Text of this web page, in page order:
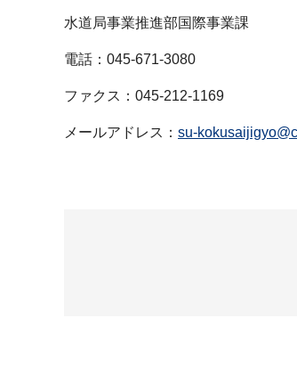
水道局事業推進部国際事業課
電話：045-671-3080
ファクス：045-212-1169
メールアドレス： su-